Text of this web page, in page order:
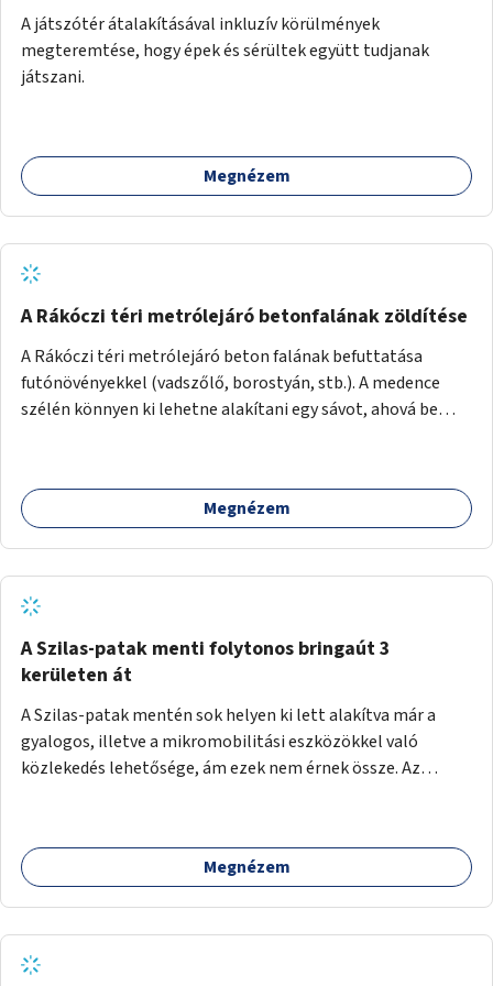
A játszótér átalakításával inkluzív körülmények
megteremtése, hogy épek és sérültek együtt tudjanak
játszani.
Megnézem
A Rákóczi téri metrólejáró betonfalának zöldítése
A Rákóczi téri metrólejáró beton falának befuttatása
futónövényekkel (vadszőlő, borostyán, stb.). A medence
szélén könnyen ki lehetne alakítani egy sávot, ahová be
Megnézem
A Szilas-patak menti folytonos bringaút 3
kerületen át
A Szilas-patak mentén sok helyen ki lett alakítva már a
gyalogos, illetve a mikromobilitási eszközökkel való
közlekedés lehetősége, ám ezek nem érnek össze. Az
részt, amire hatásköre van és a költségvetési lehetőségek
keretéig valósítsa is meg.Megnézem